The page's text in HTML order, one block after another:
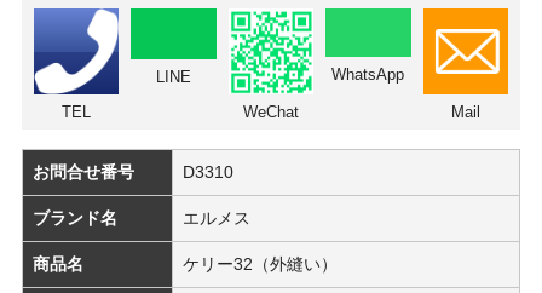
TEL
LINE
WeChat
WhatsApp
Mail
お問合せ番号 D3310
ブランド名 エルメス
商品名 ケリー32（外縫い）